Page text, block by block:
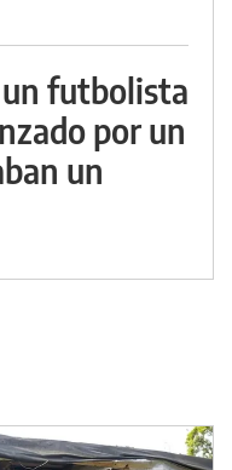
futbolista
por un
un